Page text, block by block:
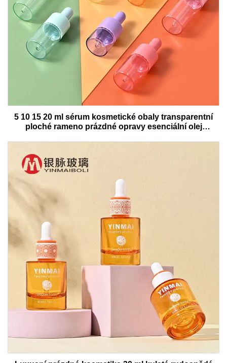
5 10 15 20 ml sérum kosmetické obaly transparentní
ploché rameno prázdné opravy esenciální olej